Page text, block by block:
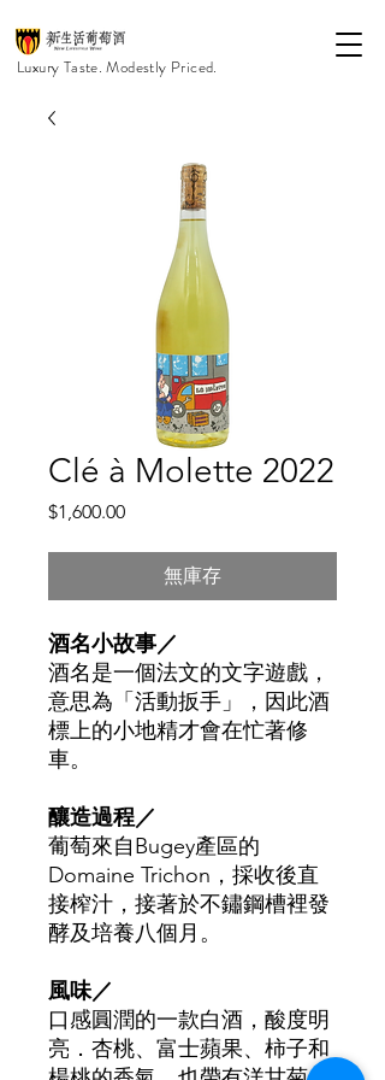
Luxury Taste. Modestly Priced.
Clé à Molette 2022
$1,600.00價
無庫存
酒名小故事／
酒名是一個法文的文字遊戲，
意思為「活動扳手」，因此酒
標上的小地精才會在忙著修
車。
釀造過程／
葡萄來自Bugey產區的
Domaine Trichon ， 採收後直
接榨汁 ，接著於不鏽鋼槽裡發
酵及培養八個月。
風味／
口感圓潤的一款白酒，酸度明
亮．杏桃、富士蘋果、柿子和